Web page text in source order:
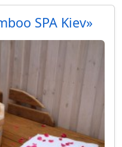
SPA Kiev»